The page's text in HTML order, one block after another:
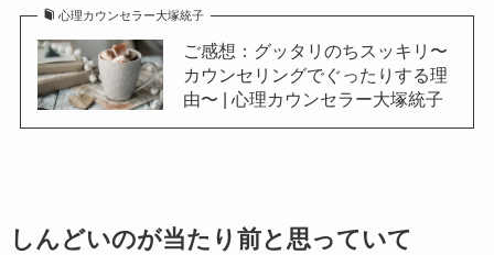
心理カウンセラー大塚統子
ご感想：グッタリのちスッキリ〜
カウンセリングでぐったりする理
由〜 | 心理カウンセラー大塚統子
しんどいのが当たり前と思っていて